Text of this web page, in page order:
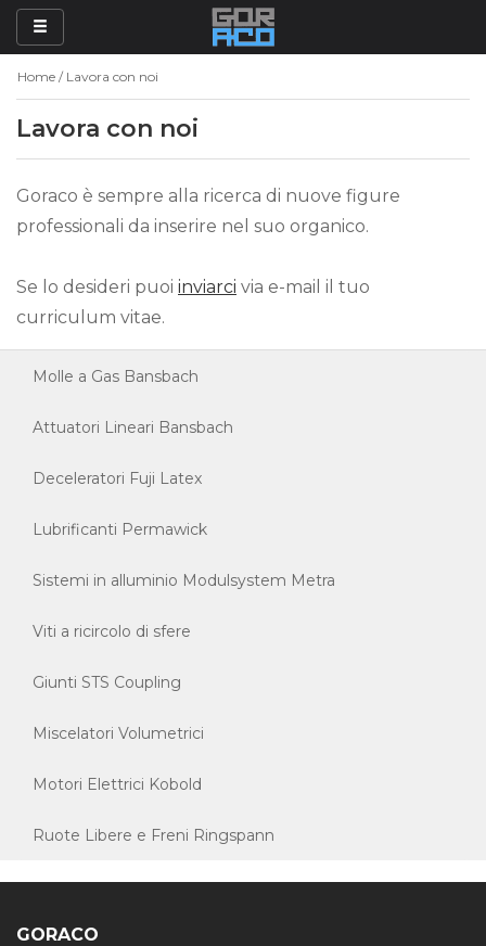
HOME
PRODOTTI
MARCHI
Side Navigation
Home Lavora con noi
Lavora con noi
Goraco è sempre alla ricerca di nuove figure
professionali da inserire nel suo organico.
Se lo desideri puoi inviarci via e-mail il tuo
curriculum vitae.
Molle a Gas Bansbach
Attuatori Lineari Bansbach
Deceleratori Fuji Latex
Lubrificanti Permawick
Sistemi in alluminio Modulsystem Metra
Viti a ricircolo di sfere
Giunti STS Coupling
Miscelatori Volumetrici
Motori Elettrici Kobold
Ruote Libere e Freni Ringspann
GORACO